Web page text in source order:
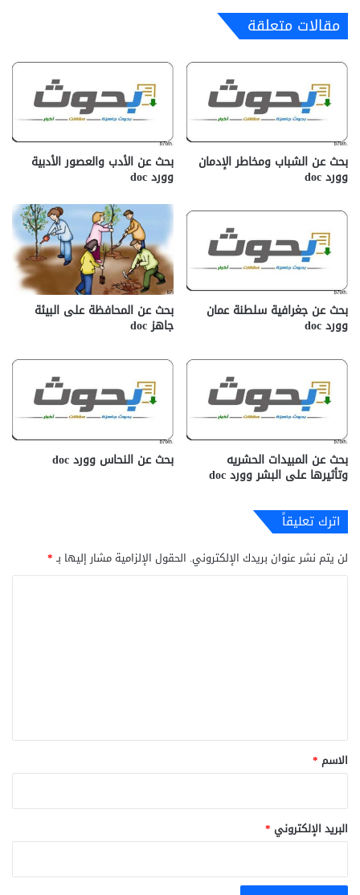
مقالات متعلقة
بحث عن الشباب ومخاطر الإدمان
وورد doc
بحث عن الأدب والعصور الأدبية
وورد doc
بحث عن جغرافية سلطنة عمان
وورد doc
بحث عن المحافظة على البيئة
جاهز doc‎
بحث عن المبيدات الحشريه
وتأثيرها على البشر وورد doc
بحث عن النحاس وورد doc
اترك تعليقاً
لن يتم نشر عنوان بريدك الإلكتروني. الحقول الإلزامية مشار إليها بـ*
*
الاسم *
البريد الإلكتروني *